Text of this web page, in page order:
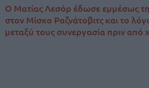
Ο Ματίας Λεσόρ έδωσε εμμέσως
στον Μίσκο Ραζνάτοβιτς και το
μεταξύ τους συνεργασία πριν από